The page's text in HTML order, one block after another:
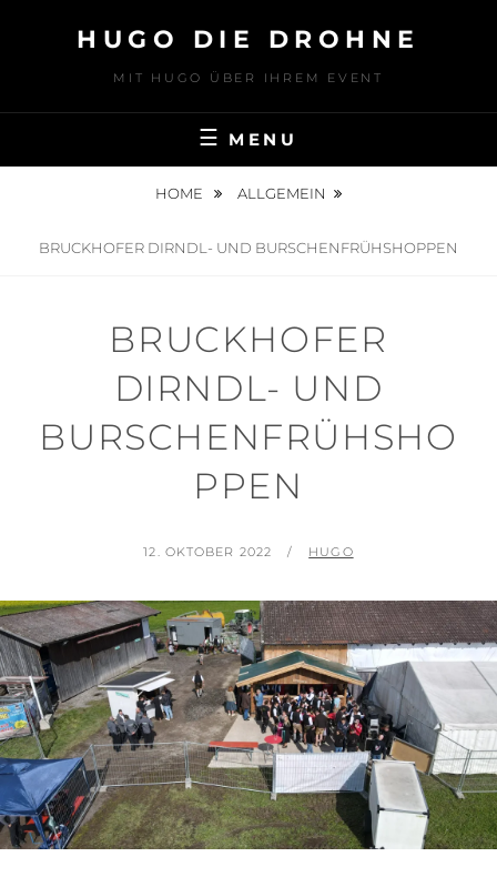
HUGO DIE DROHNE
MIT HUGO ÜBER IHREM EVENT
MENU
HOME ALLGEMEIN
BRUCKHOFER DIRNDL- UND BURSCHENFRÜHSHOPPEN
BRUCKHOFER
DIRNDL- UND
BURSCHENFRÜHSHO
PPEN
POSTED
12. OKTOBER 2022 BY
HUGO